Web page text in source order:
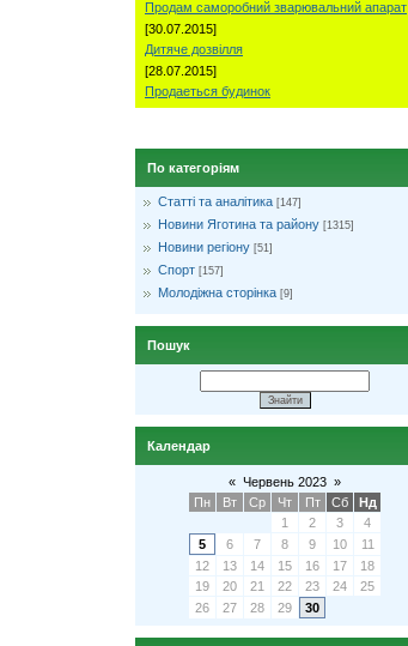
Продам саморобний зварювальний апарат
[30.07.2015]
Дитяче дозвілля
[28.07.2015]
Продаеться будинок
По категоріям
Статті та аналітика [147]
Новини Яготина та району [1315]
Новини регіону [51]
Спорт [157]
Молодіжна сторінка [9]
Пошук
Календар
« Червень 2023 »
Пн
Вт Ср Чт Пт Сб
Нд
1
2 3
4
5
6 7 8 9 10
11
12
13 14 15 16 17
18
19
20 21 22 23 24
25
26
27 28 29 30